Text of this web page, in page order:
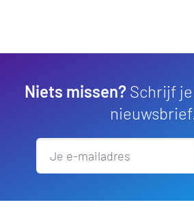
Niets missen? Schrijf
nieuwsbrief.